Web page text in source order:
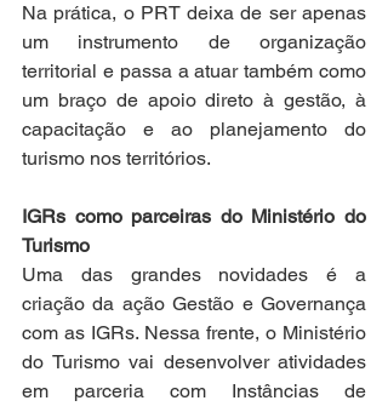
Na prática, o PRT deixa de ser apenas
um instrumento de organização
territorial e passa a atuar também como
um braço de apoio direto à gestão, à
capacitação e ao planejamento do
turismo nos territórios.
IGRs como parceiras do Ministério do
Turismo
Uma das grandes novidades é a
criação da ação Gestão e Governança
com as IGRs. Nessa frente, o Ministério
do Turismo vai desenvolver atividades
em parceria com Instâncias de